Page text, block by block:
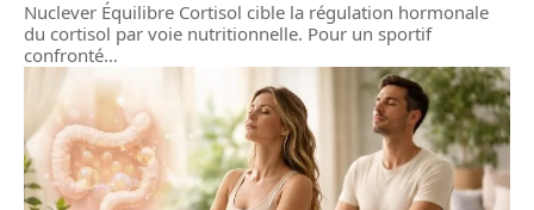
Nuclever Équilibre Cortisol cible la régulation hormonale
du cortisol par voie nutritionnelle. Pour un sportif
confronté…